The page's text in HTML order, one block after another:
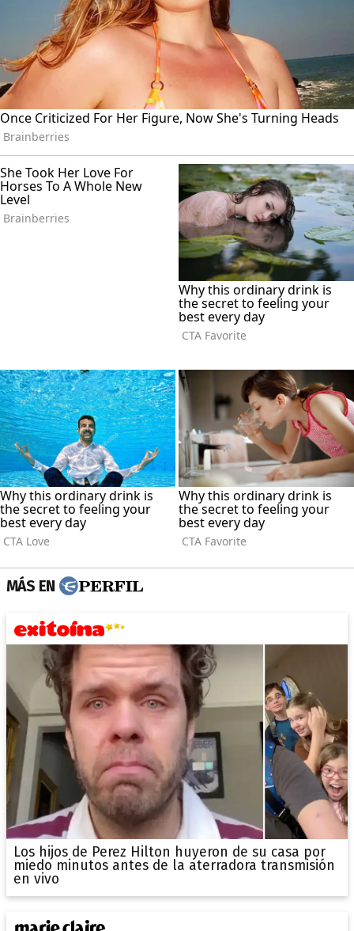
MÁS EN
Los hijos de Perez Hilton huyeron de su casa por
miedo minutos antes de la aterradora transmisión
en vivo